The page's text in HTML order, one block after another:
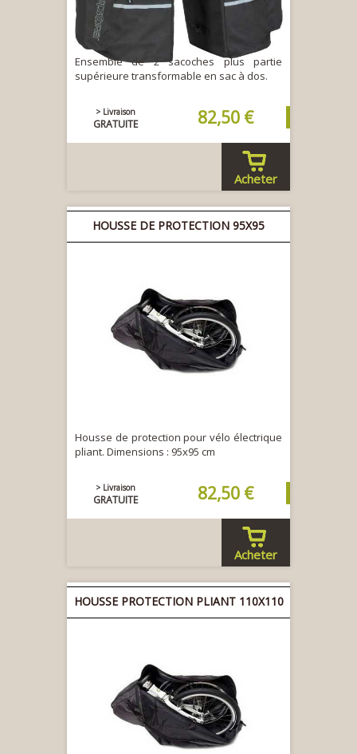
Ensemble de 2 sacoches plus partie
supérieure transformable en sac à dos.
> Livraison
GRATUITE 82,50 €
Acheter
HOUSSE DE PROTECTION 95X95
Housse de protection pour vélo électrique
pliant. Dimensions : 95x95 cm
> Livraison
GRATUITE 82,50 €
Acheter
HOUSSE PROTECTION PLIANT 110X110